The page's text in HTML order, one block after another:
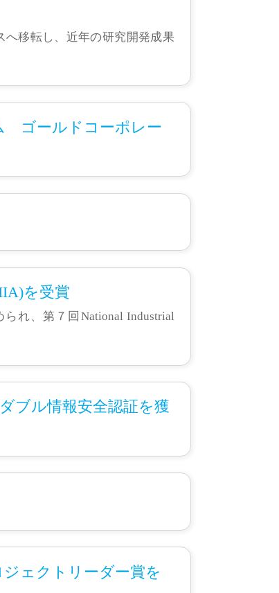
へ移転し、近年の研究開発成果
ゴールドコーポレー
を受賞
れ、第７回National Industrial
ダブル情報安全認証を獲
ジェクトリーダー賞を